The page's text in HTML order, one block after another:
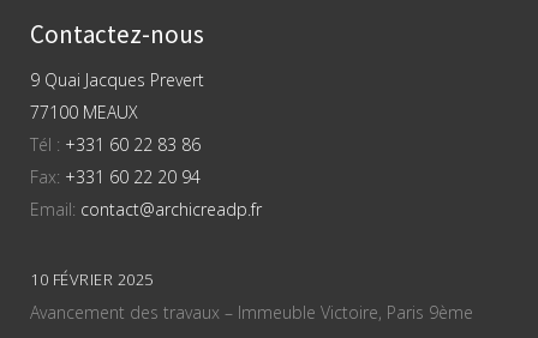
Contactez-nous
9 Quai Jacques Prevert
77100 MEAUX
Tél : +331 60 22 83 86
Fax: +331 60 22 20 94
Email: contact@archicreadp.fr
10 FÉVRIER 2025
Avancement des travaux – Immeuble Victoire, Paris 9ème